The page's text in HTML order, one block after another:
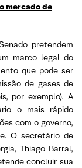
mercado de
pretendem
marco legal do
que pode ser
de gases de
por exemplo). A
o mais rápido
com o governo,
O secretário de
Thiago Barral,
concluir sua